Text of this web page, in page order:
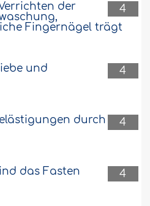
4
der
Fingernägel trägt
4
und
4
durch
4
das Fasten